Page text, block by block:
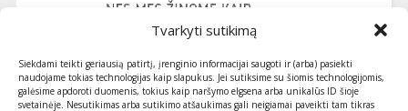
Tvarkyti sutikimą
Siekdami teikti geriausią patirtį, įrenginio informacijai saugoti ir (arba) pasiekti
naudojame tokias technologijas kaip slapukus. Jei sutiksime su šiomis technologijomis,
galėsime apdoroti duomenis, tokius kaip naršymo elgsena arba unikalūs ID šioje
svetainėje. Nesutikimas arba sutikimo atšaukimas gali neigiamai paveikti tam tikras